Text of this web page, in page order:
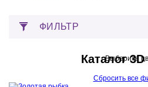
ФИЛЬТР
Каталог
Выберите
Сбросить все